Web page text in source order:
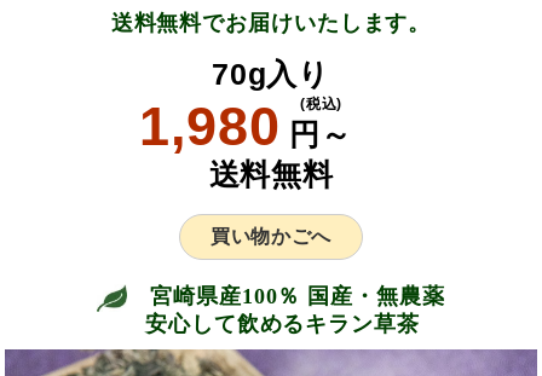
送料無料でお届けいたします。
70g入り
1,980 円～
(税込)
送料無料
買い物かごへ
宮崎県産100％ 国産・無農薬
安心して飲めるキラン草茶